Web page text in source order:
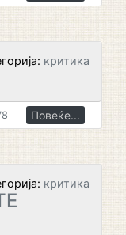
критика
Повеќе...
критика